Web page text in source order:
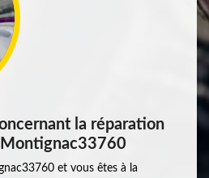
la réparation
et vous êtes à la